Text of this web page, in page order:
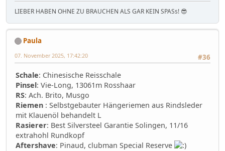
LIEBER HABEN OHNE ZU BRAUCHEN ALS GAR KEIN SPASs! 😎
Paula
#36
07. November 2025, 17:42:20
Schale: Chinesische Reisschale
Pinsel: Vie-Long, 13061m Rosshaar
RS: Ach. Brito, Musgo
Riemen : Selbstgebauter Hängeriemen aus Rindsleder
mit Klauenöl behandelt L
Rasierer: Best Silversteel Garantie Solingen, 11/16
extrahohl Rundkopf
Aftershave: Pinaud, clubman Special Reserve